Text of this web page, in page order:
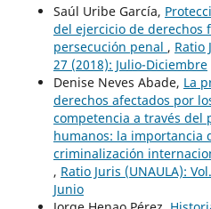
Saúl Uribe García,
del ejercicio de derechos
persecución penal , Ratio
27 (2018): Julio-Diciembre
Denise Neves Abade, La
derechos afectados por
competencia a través del
humanos: la importancia
criminalización
, Ratio Juris (UNAULA):
Junio